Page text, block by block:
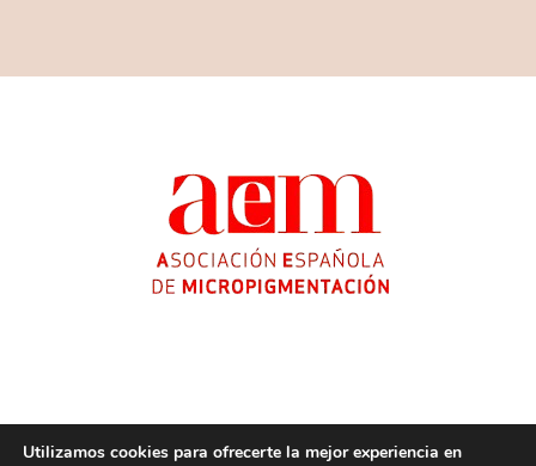
Utilizamos cookies para ofrecerte la mejor experiencia en